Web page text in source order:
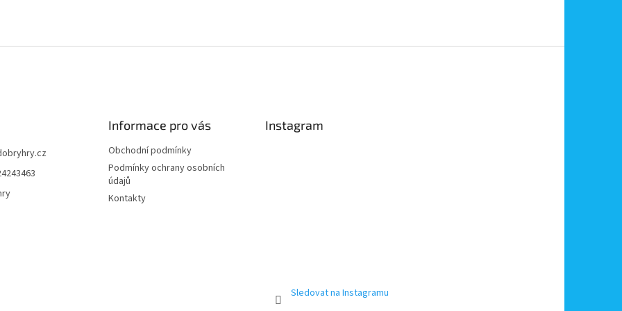
Informace pro vás
Obchodní podmínky
Podmínky ochrany osobních
údajů
Kontakty
Instagram
Sledovat na Instagramu